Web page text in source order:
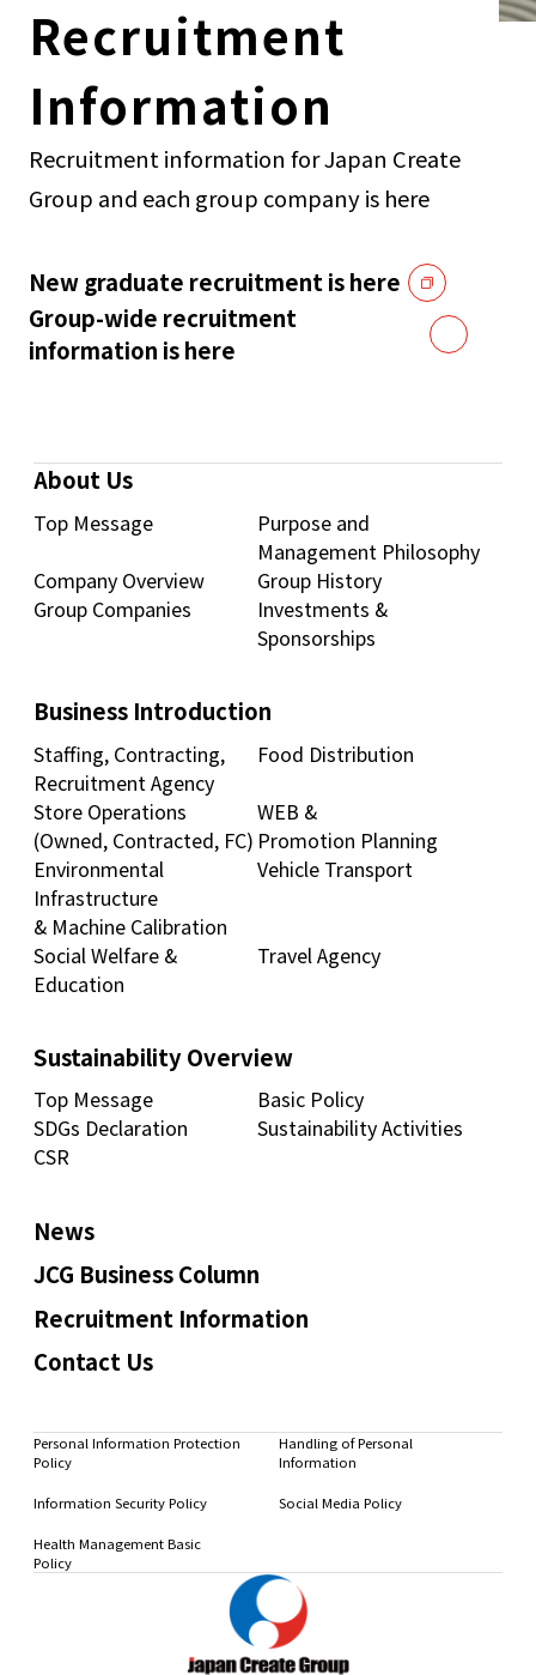
Recruitment
Information
Recruitment information for Japan Create
Group and each group company is here
New graduate recruitment is here
Group-wide recruitment
information is here
About Us
Top Message
Purpose and
Management Philosophy
Company Overview
Group History
Group Companies
Investments &
Sponsorships
Business Introduction
Staffing, Contracting,
Recruitment Agency
Food Distribution
Store Operations
(Owned, Contracted, FC)
WEB &
Promotion Planning
Environmental
Infrastructure
& Machine Calibration
Vehicle Transport
Social Welfare &
Education
Travel Agency
Sustainability Overview
Top Message
Basic Policy
SDGs Declaration
Sustainability Activities
CSR
News
JCG Business Column
Recruitment Information
Contact Us
Personal Information Protection
Policy
Handling of Personal
Information
Information Security Policy Social Media Policy
Health Management Basic
Policy